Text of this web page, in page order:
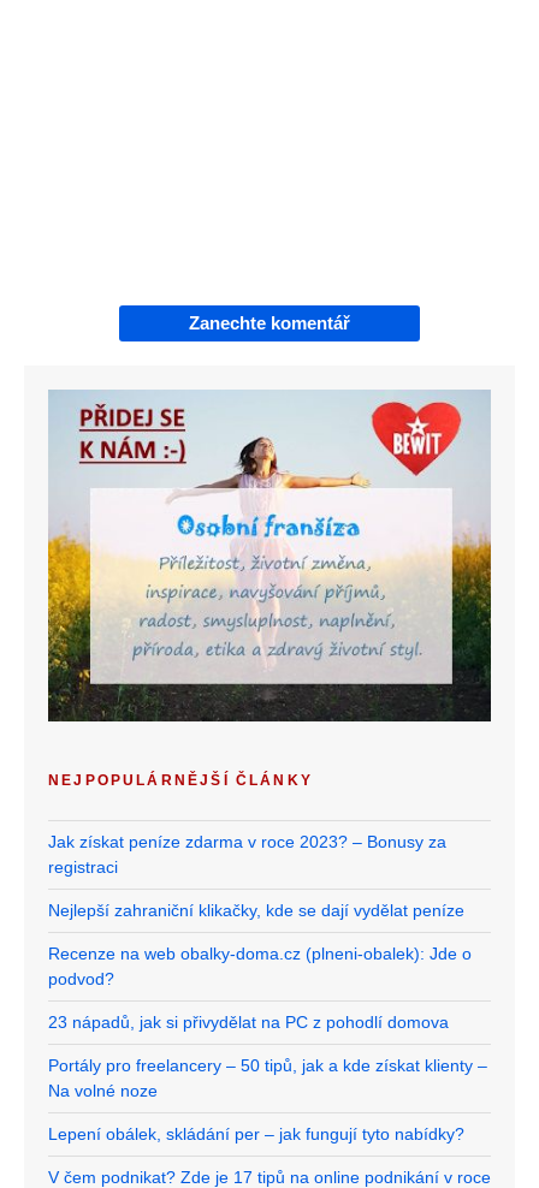
Zanechte komentář
NEJPOPULÁRNĚJŠÍ ČLÁNKY
Jak získat peníze zdarma v roce 2023? – Bonusy za
registraci
Nejlepší zahraniční klikačky, kde se dají vydělat peníze
Recenze na web obalky-doma.cz (plneni-obalek): Jde o
podvod?
23 nápadů, jak si přivydělat na PC z pohodlí domova
Portály pro freelancery – 50 tipů, jak a kde získat klienty –
Na volné noze
Lepení obálek, skládání per – jak fungují tyto nabídky?
V čem podnikat? Zde je 17 tipů na online podnikání v roce